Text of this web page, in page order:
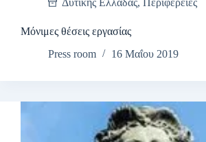
Δυτικής Ελλάδας, Περιφέρειες
Μόνιμες θέσεις εργασίας
Press room
16 Μαΐου 2019